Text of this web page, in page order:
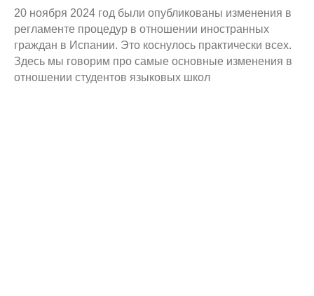
20 ноября 2024 год были опубликованы изменения в
регламенте процедур в отношении иностранных
граждан в Испании. Это коснулось практически всех.
Здесь мы говорим про самые основные изменения в
отношении студентов языковых школ